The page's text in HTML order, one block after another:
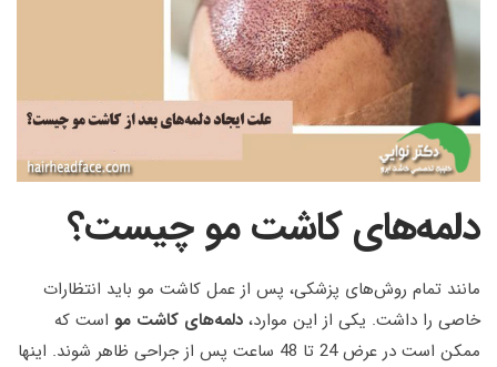
دلمه‌های کاشت مو چیست؟
مانند تمام روش‌های پزشکی، پس از عمل کاشت مو باید انتظارات
خاصی را داشت. یکی از این موارد، دلمه‌های کاشت مو است که
ممکن است در عرض 24 تا 48 ساعت پس از جراحی ظاهر شوند. اینها